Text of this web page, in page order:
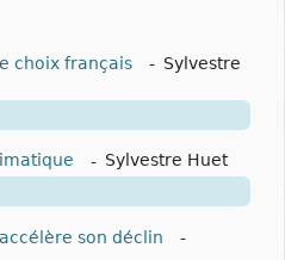
choix français - Sylvestre
- Sylvestre Huet
son déclin
-